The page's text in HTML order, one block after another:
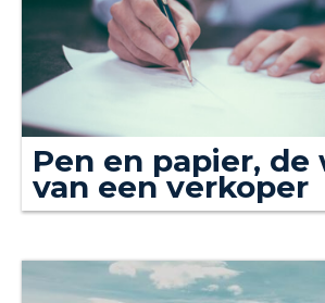
Pen en papier, de
van een verkoper